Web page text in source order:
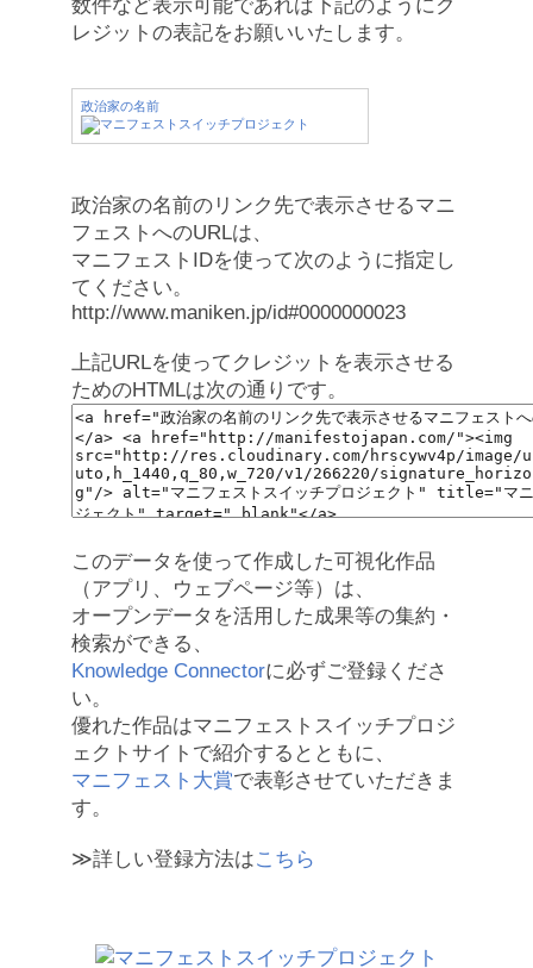
数件など表示可能であれば下記のようにク
レジットの表記をお願いいたします。
政治家の名前
政治家の名前のリンク先で表示させるマニ
フェストへのURLは、
マニフェストIDを使って次のように指定し
てください。
http://www.maniken.jp/id#0000000023
上記URLを使ってクレジットを表示させる
ためのHTMLは次の通りです。
このデータを使って作成した可視化作品
（アプリ、ウェブページ等）は、
オープンデータを活用した成果等の集約・
検索ができる、
Knowledge Connectorに必ずご登録くださ
い。
優れた作品はマニフェストスイッチプロジ
ェクトサイトで紹介するとともに、
マニフェスト大賞で表彰させていただきま
す。
≫詳しい登録方法はこちら